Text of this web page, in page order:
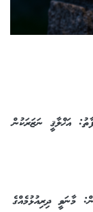
އަޚްލާޤީ ނަޒަރަކުން
މާނަވީ ދިރިއުޅުމެއްގެ